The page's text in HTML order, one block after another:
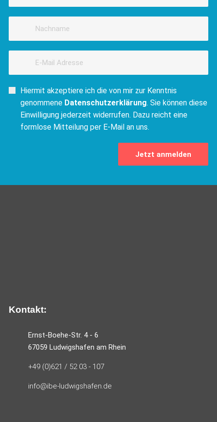
Hiermit akzeptiere ich die von mir zur Kenntnis
genommene Datenschutzerklärung. Sie können diese
Einwilligung jederzeit widerrufen. Dazu reicht eine
formlose Mitteilung per E-Mail an uns.
Kontakt:
Ernst-Boehe-Str. 4 - 6
67059 Ludwigshafen am Rhein
+49 (0)621 / 52 03 - 107
info@ibe-ludwigshafen.de